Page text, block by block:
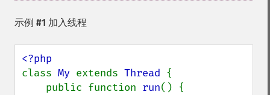
示例 #1 加入线程
class My extends Thread {
    public function
run() {